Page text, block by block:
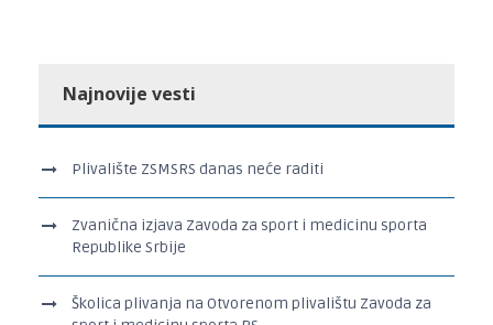
Najnovije vesti
Plivalište ZSMSRS danas neće raditi
Zvanična izjava Zavoda za sport i medicinu sporta
Republike Srbije
Školica plivanja na Otvorenom plivalištu Zavoda za